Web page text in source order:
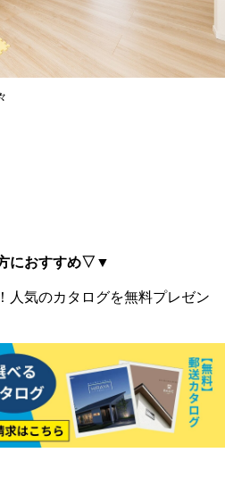
におすすめ▽▼
人気のカタログを無料プレゼン